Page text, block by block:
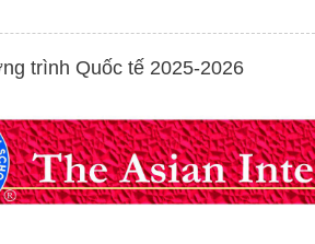
trình Quốc tế 2025-2026